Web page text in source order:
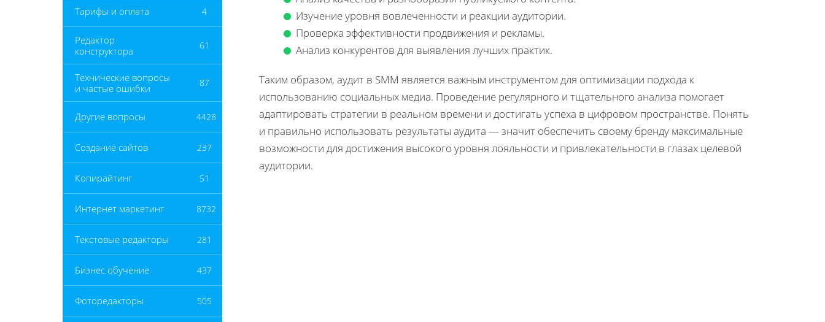
Тарифы и оплата 4
Редактор
конструктора
61
Технические вопросы
и частые ошибки
87
Другие вопросы 4428
Создание сайтов 237
Копирайтинг 51
Интернет маркетинг 8732
Текстовые редакторы 281
Бизнес обучение 437
Фоторедакторы 505
Изучение уровня вовлеченности и реакции аудитории.
Проверка эффективности продвижения и рекламы.
Анализ конкурентов для выявления лучших практик.
Таким образом, аудит в SMM является важным инструментом для оптимизации подхода к
использованию социальных медиа. Проведение регулярного и тщательного анализа помогает
адаптировать стратегии в реальном времени и достигать успеха в цифровом пространстве. Понять
и правильно использовать результаты аудита — значит обеспечить своему бренду максимальные
возможности для достижения высокого уровня лояльности и привлекательности в глазах целевой
аудитории.